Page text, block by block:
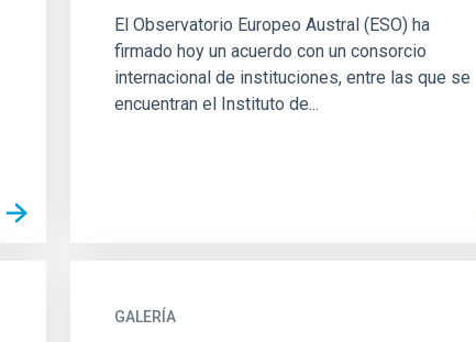
El Observatorio Europeo Austral (ESO) ha
firmado hoy un acuerdo con un consorcio
internacional de instituciones, entre las que se
encuentran el Instituto de...
GALERÍA